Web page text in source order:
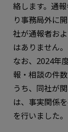
絡します。通
り事務局外に
社が通報者お
はありません。
なお、2024年
報・相談の件
うち、同社が
は、事実関係
を行いました。